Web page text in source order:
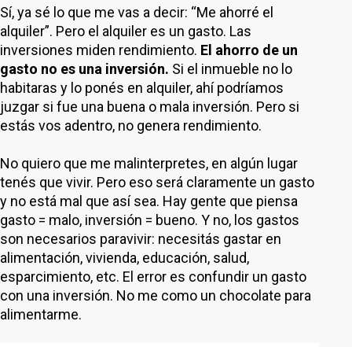
Sí, ya sé lo que me vas a decir: “Me ahorré el
alquiler”. Pero el alquiler es un gasto. Las
inversiones miden rendimiento. El ahorro de un
gasto no es una inversión. Si el inmueble no lo
habitaras y lo ponés en alquiler, ahí podríamos
juzgar si fue una buena o mala inversión. Pero si
estás vos adentro, no genera rendimiento.
No quiero que me malinterpretes, en algún lugar
tenés que vivir. Pero eso será claramente un gasto
y no está mal que así sea. Hay gente que piensa
gasto = malo, inversión = bueno. Y no, los gastos
son necesarios paravivir: necesitás gastar en
alimentación, vivienda, educación, salud,
esparcimiento, etc. El error es confundir un gasto
con una inversión. No me como un chocolate para
alimentarme.